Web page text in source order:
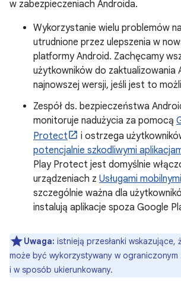
w zabezpieczeniach Androida.
Wykorzystanie wielu problemów
utrudnione przez ulepszenia w
platformy Android. Zachęcamy
użytkowników do zaktualizowania
najnowszej wersji, jeśli jest to
Zespół ds. bezpieczeństwa
monitoruje nadużycia za pomocą
Protect
i ostrzega
potencjalnie szkodliwymi
Play Protect jest domyślnie
urządzeniach z Usługami
szczególnie ważna dla
instalują aplikacje spoza Google
Uwaga: istnieją przesłanki wskazujące,
może być wykorzystywany w ograniczonym
i w sposób ukierunkowany.